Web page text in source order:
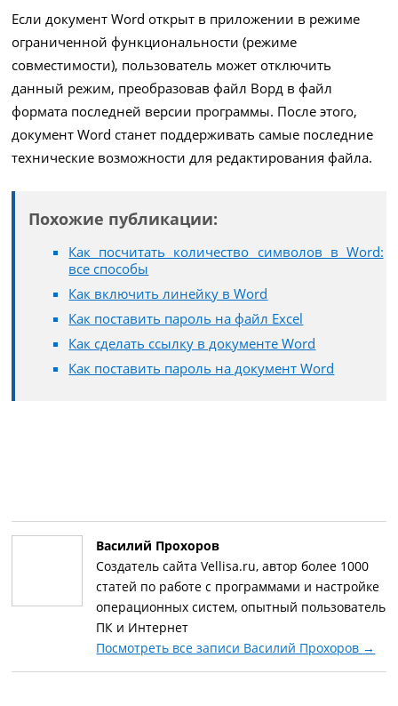
Если документ Word открыт в приложении в режиме
ограниченной функциональности (режиме
совместимости), пользователь может отключить
данный режим, преобразовав файл Ворд в файл
формата последней версии программы. После этого,
документ Word станет поддерживать самые последние
технические возможности для редактирования файла.
Похожие публикации:
Как посчитать количество символов в Word:
все способы
Как включить линейку в Word
Как поставить пароль на файл Excel
Как сделать ссылку в документе Word
Как поставить пароль на документ Word
Василий Прохоров
Создатель сайта Vellisa.ru, автор более 1000
статей по работе с программами и настройке
операционных систем, опытный пользователь
ПК и Интернет
Посмотреть все записи Василий Прохоров →